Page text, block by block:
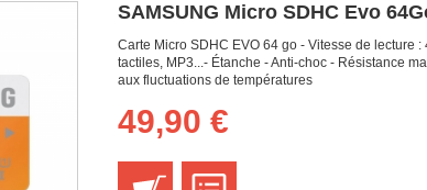
SAMSUNG Micro SDHC Evo
Carte Micro SDHC EVO 64 go - Vitesse de lecture
tactiles, MP3...- Étanche - Anti-choc - Résistance
aux fluctuations de températures
49,90 €